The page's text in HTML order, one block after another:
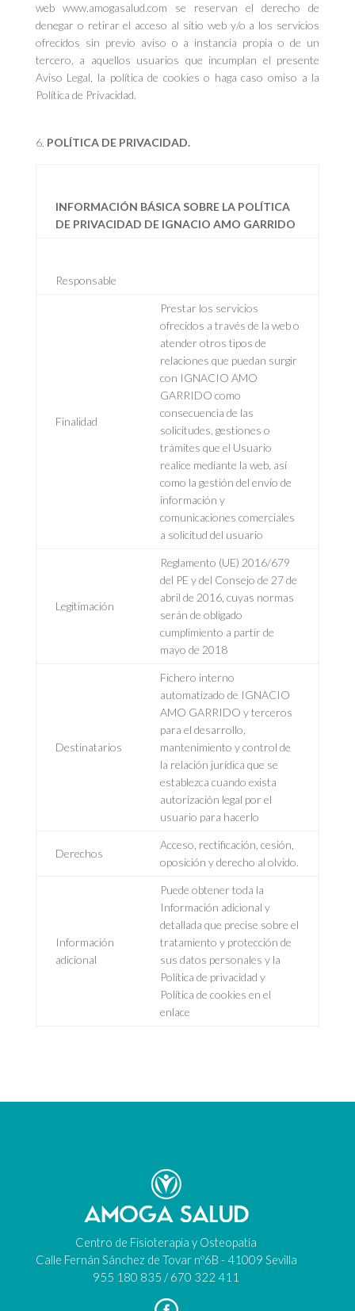
web www.amogasalud.com se reservan el derecho de
denegar o retirar el acceso al sitio web y/o a los servicios
ofrecidos sin previo aviso o a instancia propia o de un
tercero, a aquellos usuarios que incumplan el presente
Aviso Legal, la política de cookies o haga caso omiso a la
Política de Privacidad.
POLÍTICA DE PRIVACIDAD.
INFORMACIÓN BÁSICA SOBRE LA POLÍTICA
DE PRIVACIDAD DE IGNACIO AMO GARRIDO
Responsable
Finalidad
Prestar los servicios
ofrecidos a través de la web o
atender otros tipos de
relaciones que puedan surgir
con IGNACIO AMO
GARRIDO como
consecuencia de las
solicitudes, gestiones o
trámites que el Usuario
realice mediante la web, así
como la gestión del envío de
información y
comunicaciones comerciales
a solicitud del usuario
Legitimación
Reglamento (UE) 2016/679
del PE y del Consejo de 27 de
abril de 2016, cuyas normas
serán de obligado
cumplimiento a partir de
mayo de 2018
Destinatarios
Fichero interno
automatizado de IGNACIO
AMO GARRIDO y terceros
para el desarrollo,
mantenimiento y control de
la relación jurídica que se
establezca cuando exista
autorización legal por el
usuario para hacerlo
Derechos
Acceso, rectificación, cesión,
oposición y derecho al olvido.
Información
adicional
Puede obtener toda la
Información adicional y
detallada que precise sobre el
tratamiento y protección de
sus datos personales y la
Política de privacidad y
Política de cookies en el
enlace
Centro de Fisioterapia y Osteopatía
Calle Fernán Sánchez de Tovar nº6B - 41009 Sevilla
955 180 835 / 670 322 411